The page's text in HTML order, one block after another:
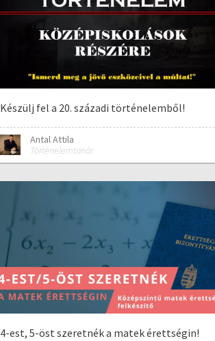
Készülj fel a 20. századi történelemből!
Antal Attila
Történelemtanár
4-est, 5-öst szeretnék a matek érettségin!